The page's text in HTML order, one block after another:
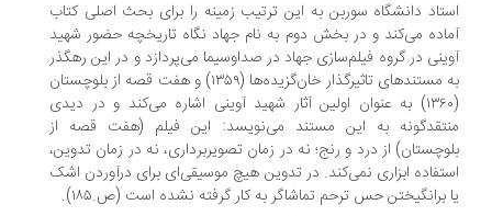
دانشگاه سوربن به این ترتیب زمینه را برای بحث اصلی کتاب
می‌کند و در بخش دوم به نام جهاد نگاه تاریخچه حضور شهید
در گروه فیلم‌سازی جهاد در صداوسیما می‌پردازد و در این رهگذر
به مستندهای تاثیرگذار خان‌گزیده‌ها (۱۳۵۹) و هفت قصه از بلوچستان
(۱۳۶۰) به عنوان اولین آثار شهید آوینی اشاره می‌کند و در دیدی
به این مستند می‌نویسد: این فیلم (هفت قصه از
از درد و رنج؛ نه در زمان تصویربرداری، نه در زمان تدوین،
ابزاری نمی‌کند. در تدوین هیچ موسیقی‌ای برای درآوردن اشک
برانگیختن حس ترحم تماشاگر به کار گرفته نشده است (ص.۱۸۵).